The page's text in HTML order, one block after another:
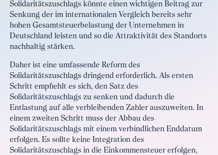
Solidaritätszuschlags könnte einen wichtigen Beitrag zur
Senkung der im internationalen Vergleich bereits sehr
hohen Gesamtsteuerbelastung der Unternehmen in
Deutschland leisten und so die Attraktivität des Standorts
nachhaltig stärken.
Daher ist eine umfassende Reform des
Solidaritätszuschlags dringend erforderlich. Als ersten
Schritt empfiehlt es sich, den Satz des
Solidaritätszuschlags zu senken und dadurch die
Entlastung auf alle verbleibenden Zahler auszuweiten. In
einem zweiten Schritt muss der Abbau des
Solidaritätszuschlags mit einem verbindlichen Enddatum
erfolgen. Es sollte keine Integration des
Solidaritätszuschlags in die Einkommensteuer erfolgen,